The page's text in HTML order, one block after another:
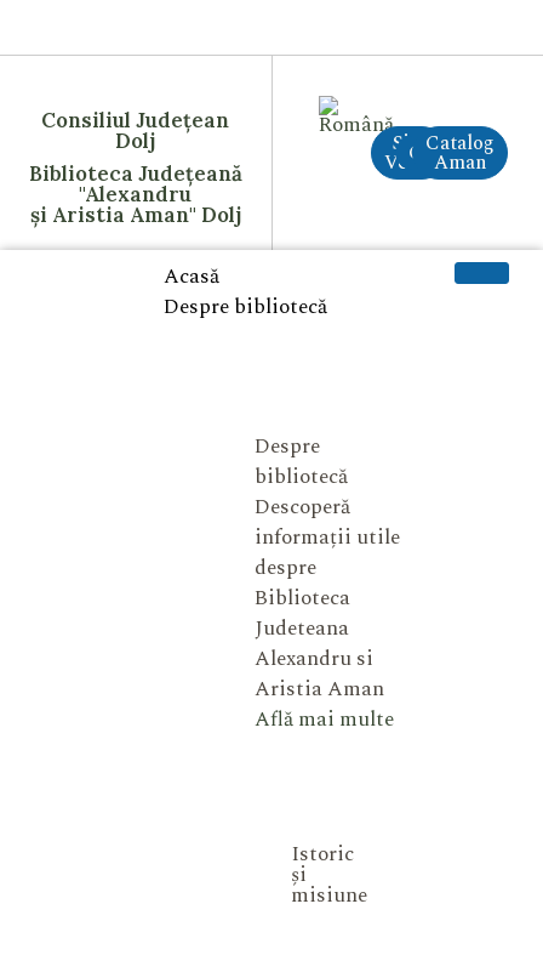
Consiliul Județean
Dolj
Biblioteca Județeană
"Alexandru
și Aristia Aman" Dolj
Site
VechiCreAI
Catalog
Aman
Acasă
Despre bibliotecă
Despre
bibliotecă
Descoperă
informații utile
despre
Biblioteca
Judeteana
Alexandru si
Aristia Aman
Află mai multe
Istoric
și
misiune